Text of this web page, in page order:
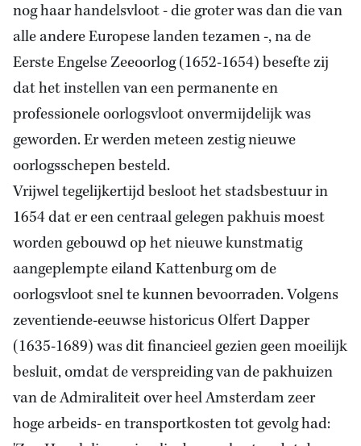
nog haar handelsvloot - die groter was dan die van
alle andere Europese landen tezamen -, na de
Eerste Engelse Zeeoorlog (1652-1654) besefte zij
dat het instellen van een permanente en
professionele oorlogsvloot onvermijdelijk was
geworden. Er werden meteen zestig nieuwe
oorlogsschepen besteld.
Vrijwel tegelijkertijd besloot het stadsbestuur in
1654 dat er een centraal gelegen pakhuis moest
worden gebouwd op het nieuwe kunstmatig
aangeplempte eiland Kattenburg om de
oorlogsvloot snel te kunnen bevoorraden. Volgens
zeventiende-eeuwse historicus Olfert Dapper
(1635-1689) was dit financieel gezien geen moeilijk
besluit, omdat de verspreiding van de pakhuizen
van de Admiraliteit over heel Amsterdam zeer
hoge arbeids- en transportkosten tot gevolg had: